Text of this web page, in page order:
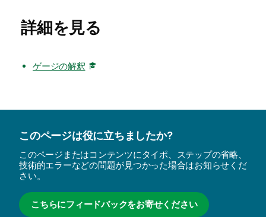
詳細を見る
ゲージの解釈
このページは役に立ちましたか?
このページまたはコンテンツにタイポ、ステップの省略、
技術的エラーなどの問題が見つかった場合はお知らせくだ
さい。
こちらにフィードバックをお寄せください